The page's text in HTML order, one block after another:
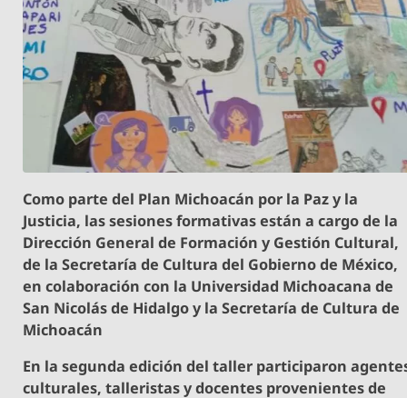
Como parte del Plan Michoacán por la Paz y la
Justicia, las sesiones formativas están a cargo de la
Dirección General de Formación y Gestión Cultural,
de la Secretaría de Cultura del Gobierno de México,
en colaboración con la Universidad Michoacana de
San Nicolás de Hidalgo y la Secretaría de Cultura de
Michoacán
En la segunda edición del taller participaron
culturales, talleristas y docentes provenientes de